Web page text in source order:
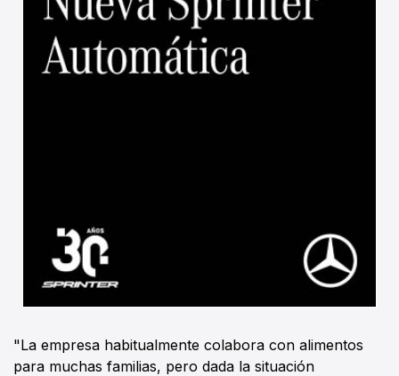
"La empresa habitualmente colabora con alimentos
para muchas familias, pero dada la situación